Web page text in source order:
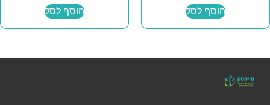
הוסף לסל הוסף לסל